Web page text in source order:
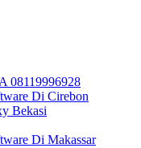
08119996928
Di Cirebon
Bekasi
Di Makassar